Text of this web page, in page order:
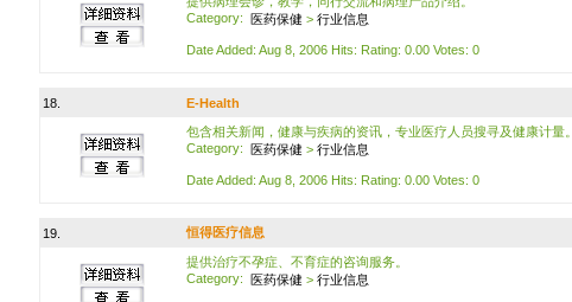
Category: 医药保健 > 行业信息
Date Added: Aug 8, 2006 Hits: Rating: 0.00 Votes: 0
18.
E-Health
包含相关新闻，健康与疾病的资讯，专业医疗人员搜寻及健康计量。
Category: 医药保健 > 行业信息
Date Added: Aug 8, 2006 Hits: Rating: 0.00 Votes: 0
19. 恒得医疗信息
提供治疗不孕症、不育症的咨询服务。
Category: 医药保健 > 行业信息